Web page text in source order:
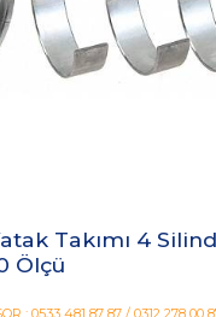
Takımı 4
Ölçü